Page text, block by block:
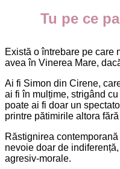
Tu pe ce
Există o întrebare pe care
avea în Vinerea Mare,
Ai fi Simon din Cirene,
ai fi în mulțime, strigând
poate ai fi doar un
printre pătimirile altora
Răstignirea
nevoie doar de
agresiv-morale.